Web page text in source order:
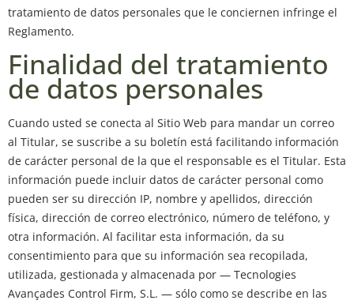
tratamiento de datos personales que le conciernen infringe el
Reglamento.
Finalidad del tratamiento
de datos personales
Cuando usted se conecta al Sitio Web para mandar un correo
al Titular, se suscribe a su boletín está facilitando información
de carácter personal de la que el responsable es el Titular. Esta
información puede incluir datos de carácter personal como
pueden ser su dirección IP, nombre y apellidos, dirección
física, dirección de correo electrónico, número de teléfono, y
otra información. Al facilitar esta información, da su
consentimiento para que su información sea recopilada,
utilizada, gestionada y almacenada por — Tecnologies
Avançades Control Firm, S.L. — sólo como se describe en las